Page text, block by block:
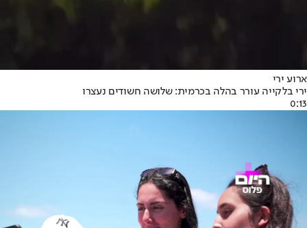
ארוע ירי
ירי בלקייה עורר בהלה בכרמית: שלושה חשודים נעצרו
0:13